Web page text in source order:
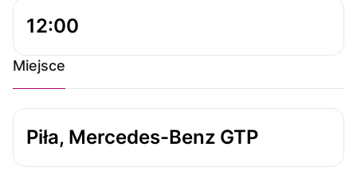
12:00
Miejsce
Piła, Mercedes-Benz GTP